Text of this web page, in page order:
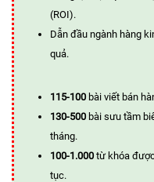
(ROI).
Dẫn đầu ngành hàng
quả.
115-100 bài viết bán
130-500 bài sưu tầm
tháng.
100-1.000 từ khóa
tục.